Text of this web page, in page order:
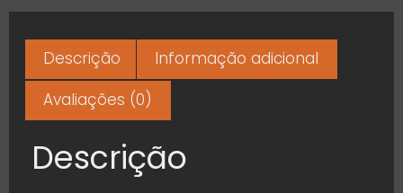
Descrição
Informação adicional
Avaliações (0)
Descrição